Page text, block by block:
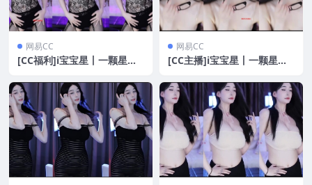
网易CC
[CC福利]i宝宝星丨一颗星星
网易CC
[CC主播]i宝宝星丨一颗星星